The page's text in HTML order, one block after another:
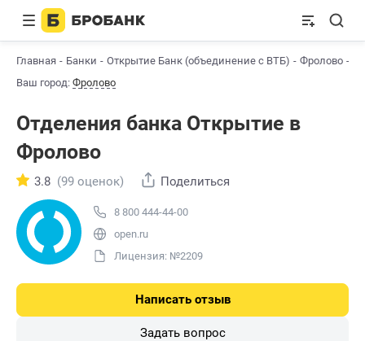
Главная Банки Открытие Банк (объединение с ВТБ) Фролово
Ваш город: Фролово
Отделения банка Открытие в
Фролово
8 800 444-44-00
open.ru
Лицензия: №2209
3.8 (99 оценок) Поделиться
Написать отзыв
Задать вопрос